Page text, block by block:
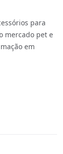
para
mercado pet e
em